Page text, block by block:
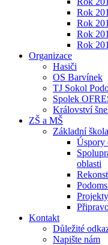
Rok
Rok
Rok
Rok
Organizace
Hasiči
OS Barvínek
TJ Sokol
Spolek
Království
ZŠ a MŠ
Základní
Úspory
oblasti
Kontakt
Důležité
Napište nám